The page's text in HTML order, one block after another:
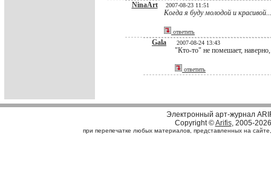
NinaArt 2007-08-23 11:51
Когда я буду молодой и красивой...
ответить
Gala 2007-08-24 13:43
"Кто-то" не помешает,
ответить
Электронный арт-журнал
Copyright ©Arifis, 2005-2026
при перепечатке любых материалов, представленных на